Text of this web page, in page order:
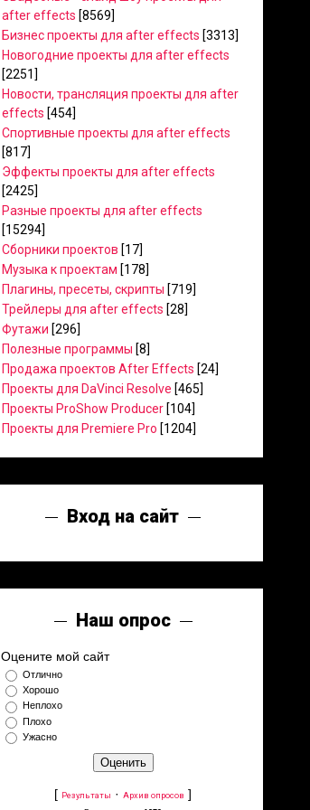
after effects [8569]
Бизнес проекты для after effects [3313]
Новогодние проекты для after effects
[2251]
Новости, трансляция проекты для after
effects [454]
Спортивные проекты для after effects
[817]
Эффекты проекты для after effects
[2425]
Разные проекты для after effects
[15294]
Сборники проектов [17]
Музыка к проектам [178]
Плагины, пресеты, скрипты [719]
Трейлеры для after effects [28]
Футажи [296]
Полезные программы [8]
Продажа проектов After Effects [24]
Проекты для DaVinci Resolve [465]
Проекты ProShow Producer [104]
Проекты для Premiere Pro [1204]
Вход на сайт
Наш опрос
Оцените мой сайт
Отлично
Хорошо
Неплохо
Плохо
Ужасно
[ Результаты · Архив опросов ]